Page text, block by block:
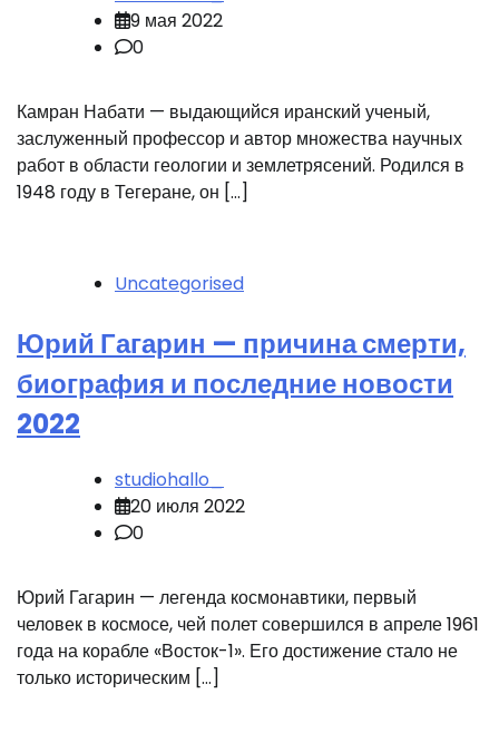
9 мая 2022
0
Камран Набати — выдающийся иранский ученый,
заслуженный профессор и автор множества научных
работ в области геологии и землетрясений. Родился в
1948 году в Тегеране, он […]
Uncategorised
Юрий Гагарин — причина смерти,
биография и последние новости
2022
studiohallo_
20 июля 2022
0
Юрий Гагарин — легенда космонавтики, первый
человек в космосе, чей полет совершился в апреле 1961
года на корабле «Восток-1». Его достижение стало не
только историческим […]